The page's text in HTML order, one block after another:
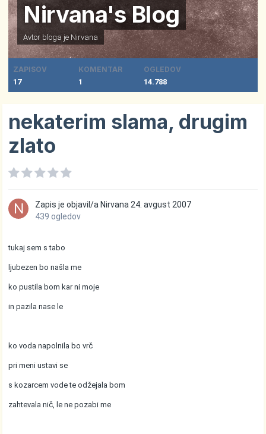
Nirvana's Blog
Avtor bloga je Nirvana
ZAPISOV
17
KOMENTAR
1
OGLEDOV
14.788
nekaterim slama, drugim
zlato
Zapis je objavil/a Nirvana 24. avgust 2007
439 ogledov
tukaj sem s tabo
ljubezen bo našla me
ko pustila bom kar ni moje
in pazila nase le
ko voda napolnila bo vrč
pri meni ustavi se
s kozarcem vode te odžejala bom
zahtevala nič, le ne pozabi me